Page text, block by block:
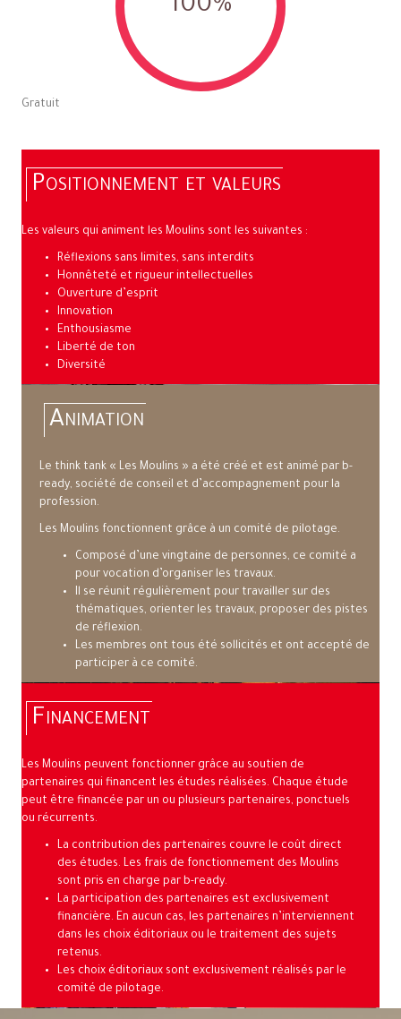
100%
Gratuit
Positionnement et valeurs
Les valeurs qui animent les Moulins sont les suivantes :
Réflexions sans limites, sans interdits
Honnêteté et rigueur intellectuelles
Ouverture d’esprit
Innovation
Enthousiasme
Liberté de ton
Diversité
Animation
Le think tank « Les Moulins » a été créé et est animé par b-
ready, société de conseil et d’accompagnement pour la
profession.
Les Moulins fonctionnent grâce à un comité de pilotage.
Composé d’une vingtaine de personnes, ce comité a
pour vocation d’organiser les travaux.
Il se réunit régulièrement pour travailler sur des
thématiques, orienter les travaux, proposer des pistes
de réflexion.
Les membres ont tous été sollicités et ont accepté de
participer à ce comité.
Financement
Les Moulins peuvent fonctionner grâce au soutien de
partenaires qui financent les études réalisées. Chaque étude
peut être financée par un ou plusieurs partenaires, ponctuels
ou récurrents.
La contribution des partenaires couvre le coût direct
des études. Les frais de fonctionnement des Moulins
sont pris en charge par b-ready.
La participation des partenaires est exclusivement
financière. En aucun cas, les partenaires n’interviennent
dans les choix éditoriaux ou le traitement des sujets
retenus.
Les choix éditoriaux sont exclusivement réalisés par le
comité de pilotage.